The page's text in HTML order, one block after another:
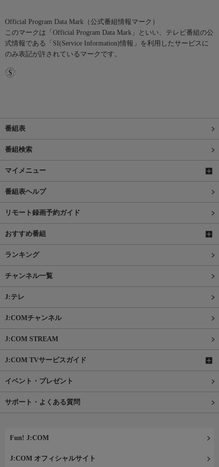
Official Program Data Mark（公式番組情報マーク）
このマークは「Official Program Data Mark」といい、テレビ番組の公
式情報である「SI(Service Information)情報」を利用したサービスに
のみ表記が許されているマークです。
番組表
番組検索
マイメニュー
番組表ヘルプ
リモート録画予約ガイド
おすすめ番組
ランキング
チャンネル一覧
J:テレ
J:COMチャンネル
J:COM STREAM
J:COM TVサービスガイド
イベント・プレゼント
サポート・よくある質問
Fun! J:COM
J:COM オフィシャルサイト